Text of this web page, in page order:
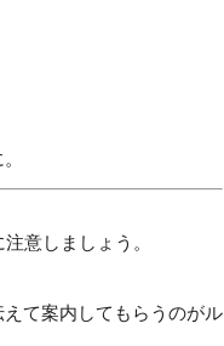
意しましょう。
て案内してもらうのがル